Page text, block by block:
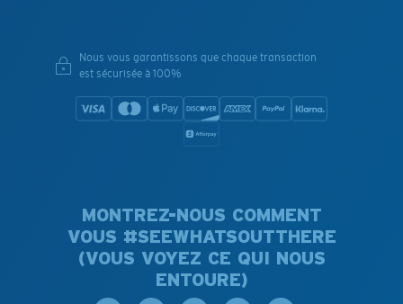
Nous vous garantissons que chaque transaction
est sécurisée à 100%
MONTREZ-NOUS COMMENT
VOUS #SEEWHATSOUTTHERE
(VOUS VOYEZ CE QUI NOUS
ENTOURE)